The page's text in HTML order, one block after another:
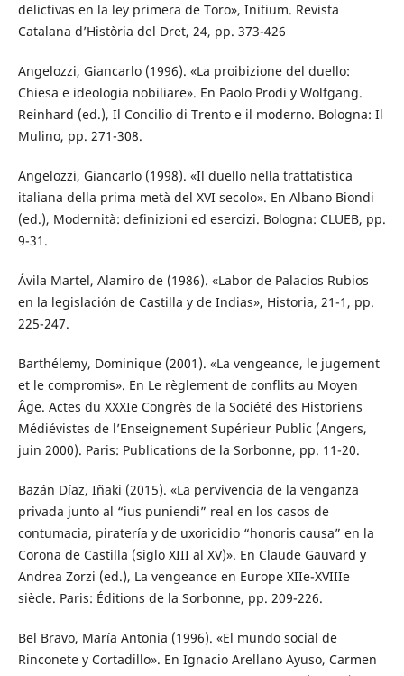
delictivas en la ley primera de Toro», Initium. Revista
Catalana d’Història del Dret, 24, pp. 373-426
Angelozzi, Giancarlo (1996). «La proibizione del duello:
Chiesa e ideologia nobiliare». En Paolo Prodi y Wolfgang.
Reinhard (ed.), Il Concilio di Trento e il moderno. Bologna: Il
Mulino, pp. 271-308.
Angelozzi, Giancarlo (1998). «Il duello nella trattatistica
italiana della prima metà del XVI secolo». En Albano Biondi
(ed.), Modernità: definizioni ed esercizi. Bologna: CLUEB, pp.
9-31.
Ávila Martel, Alamiro de (1986). «Labor de Palacios Rubios
en la legislación de Castilla y de Indias», Historia, 21-1, pp.
225-247.
Barthélemy, Dominique (2001). «La vengeance, le jugement
et le compromis». En Le règlement de conflits au Moyen
Âge. Actes du XXXIe Congrès de la Société des Historiens
Médiévistes de l’Enseignement Supérieur Public (Angers,
juin 2000). Paris: Publications de la Sorbonne, pp. 11-20.
Bazán Díaz, Iñaki (2015). «La pervivencia de la venganza
privada junto al “ius puniendi” real en los casos de
contumacia, piratería y de uxoricidio “honoris causa” en la
Corona de Castilla (siglo XIII al XV)». En Claude Gauvard y
Andrea Zorzi (ed.), La vengeance en Europe XIIe-XVIIIe
siècle. Paris: Éditions de la Sorbonne, pp. 209-226.
Bel Bravo, María Antonia (1996). «El mundo social de
Rinconete y Cortadillo». En Ignacio Arellano Ayuso, Carmen